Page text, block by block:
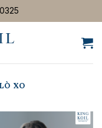
XO